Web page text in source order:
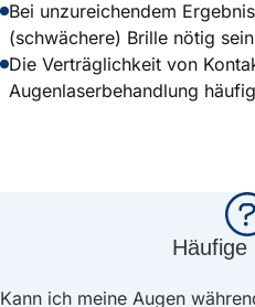
Bei unzureichendem
(schwächere) Brille nötig sein
Die Verträglichkeit von
Augenlaserbehandlung
Häufige
Kann ich meine Augen